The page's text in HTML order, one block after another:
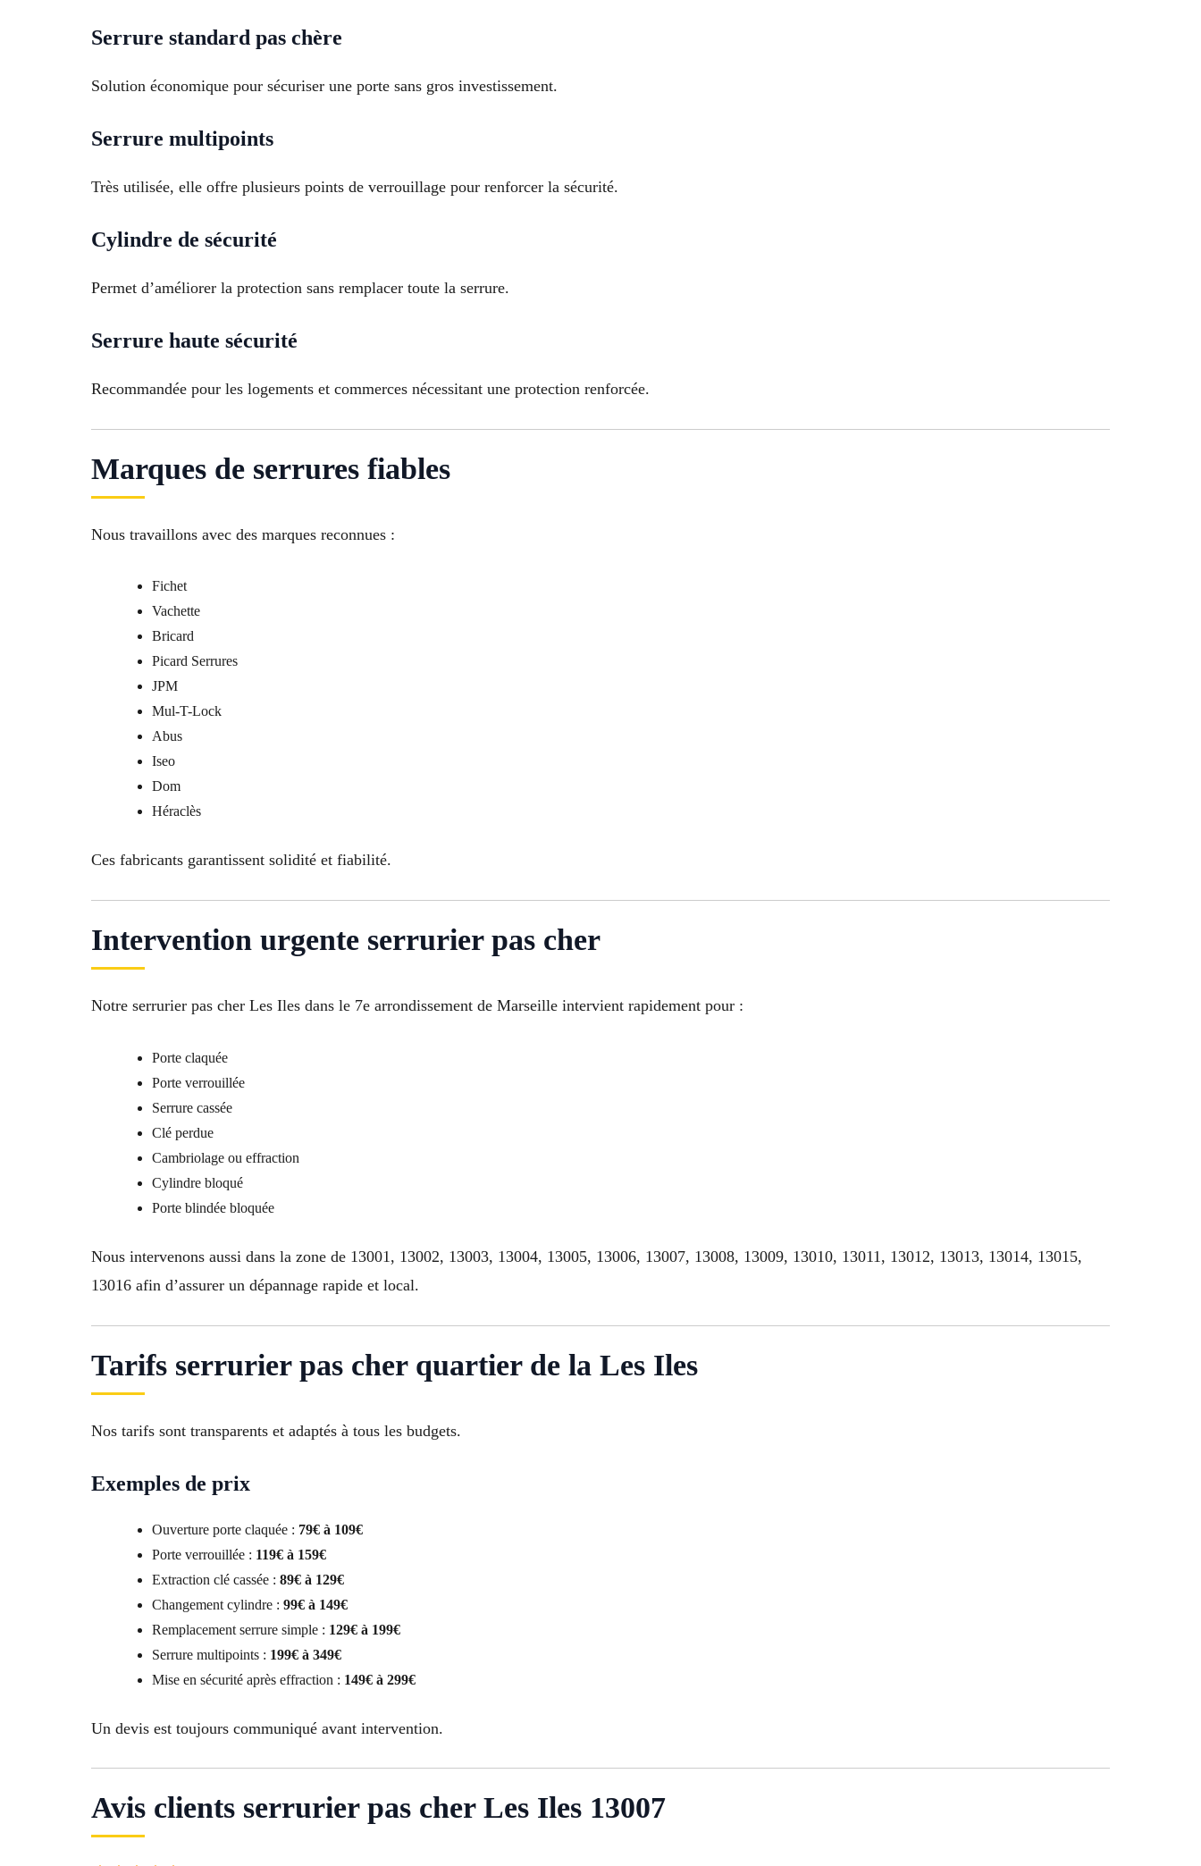
Serrure standard pas chère
Solution économique pour sécuriser une porte sans gros investissement.
Serrure multipoints
Très utilisée, elle offre plusieurs points de verrouillage pour renforcer la sécurité.
Cylindre de sécurité
Permet d’améliorer la protection sans remplacer toute la serrure.
Serrure haute sécurité
Recommandée pour les logements et commerces nécessitant une protection renforcée.
Marques de serrures fiables
Nous travaillons avec des marques reconnues :
Fichet
Vachette
Bricard
Picard Serrures
JPM
Mul-T-Lock
Abus
Iseo
Dom
Héraclès
Ces fabricants garantissent solidité et fiabilité.
Intervention urgente serrurier pas cher
Notre serrurier pas cher Les Iles dans le 7e arrondissement de Marseille intervient rapidement pour :
Porte claquée
Porte verrouillée
Serrure cassée
Clé perdue
Cambriolage ou effraction
Cylindre bloqué
Porte blindée bloquée
Nous intervenons aussi dans la zone de 13001, 13002, 13003, 13004, 13005, 13006, 13007, 13008, 13009, 13010, 13011, 13012, 13013, 13014, 13015,
13016 afin d’assurer un dépannage rapide et local.
Tarifs serrurier pas cher quartier de la Les Iles
Nos tarifs sont transparents et adaptés à tous les budgets.
Exemples de prix
Ouverture porte claquée : 79€ à 109€
Porte verrouillée : 119€ à 159€
Extraction clé cassée : 89€ à 129€
Changement cylindre : 99€ à 149€
Remplacement serrure simple : 129€ à 199€
Serrure multipoints : 199€ à 349€
Mise en sécurité après effraction : 149€ à 299€
Un devis est toujours communiqué avant intervention.
Avis clients serrurier pas cher Les Iles 13007